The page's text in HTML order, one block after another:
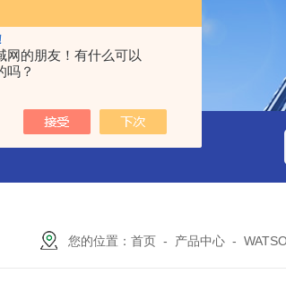
网的朋友！有什么可以
吗？
池田屋！！TORAY东丽 TZP氧化锆陶瓷
您的位置：首页 - 产品中心 -